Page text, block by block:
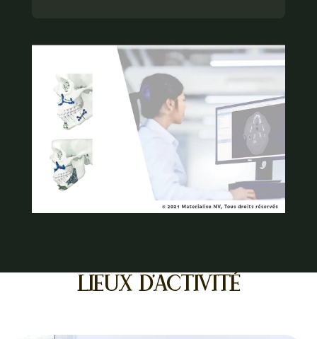
Lieux d'activité